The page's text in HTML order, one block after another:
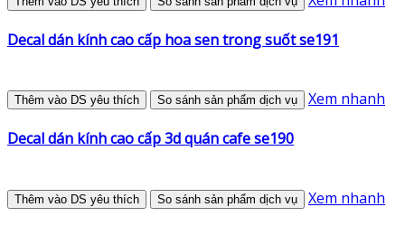
Decal dán kính cao cấp hoa sen trong suốt se191
Thêm vào DS yêu thích So sánh sản phẩm dịch vụ Xem nhanh
Decal dán kính cao cấp 3d quán cafe se190
Thêm vào DS yêu thích So sánh sản phẩm dịch vụ Xem nhanh